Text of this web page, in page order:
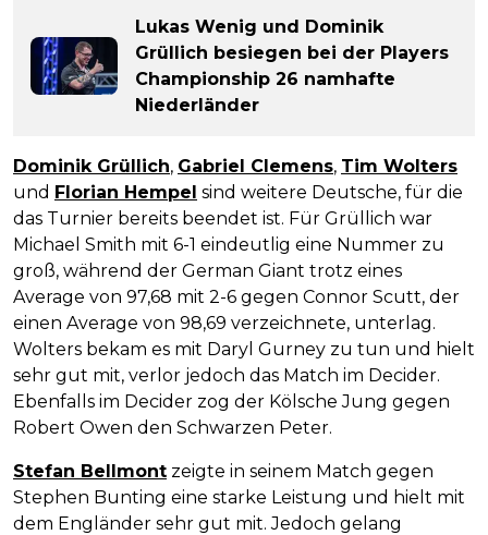
Lukas Wenig und Dominik
Grüllich besiegen bei der Players
Championship 26 namhafte
Niederländer
Dominik Grüllich, Gabriel Clemens, Tim Wolters
und Florian Hempel sind weitere Deutsche, für die
das Turnier bereits beendet ist. Für Grüllich war
Michael Smith mit 6-1 eindeutlig eine Nummer zu
groß, während der German Giant trotz eines
Average von 97,68 mit 2-6 gegen Connor Scutt, der
einen Average von 98,69 verzeichnete, unterlag.
Wolters bekam es mit Daryl Gurney zu tun und hielt
sehr gut mit, verlor jedoch das Match im Decider.
Ebenfalls im Decider zog der Kölsche Jung gegen
Robert Owen den Schwarzen Peter.
Stefan Bellmont zeigte in seinem Match gegen
Stephen Bunting eine starke Leistung und hielt mit
dem Engländer sehr gut mit. Jedoch gelang